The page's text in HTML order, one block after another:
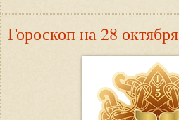
Гороскоп на 28 октября